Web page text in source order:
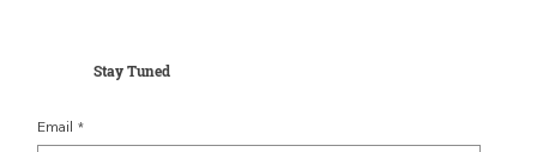
Stay Tuned
Email *